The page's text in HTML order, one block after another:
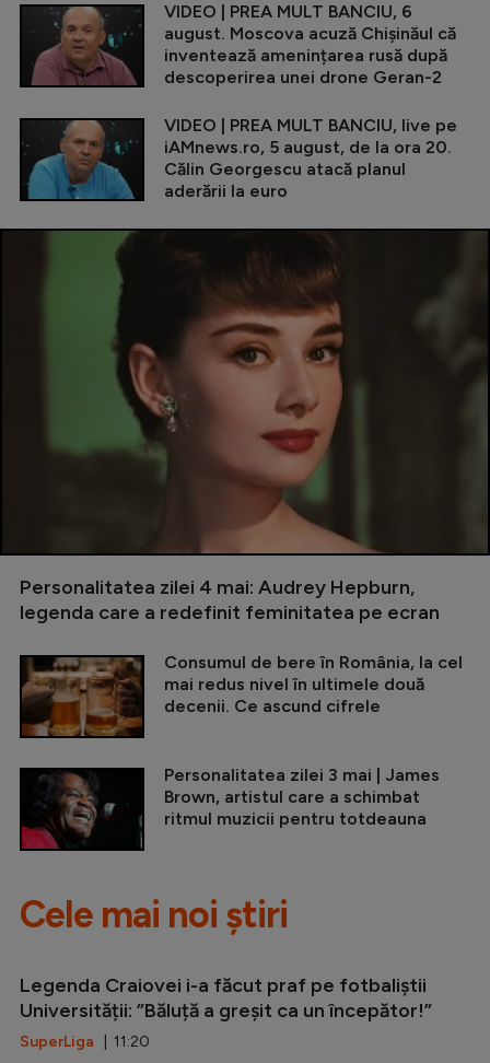
VIDEO | PREA MULT BANCIU, 6
august. Moscova acuză Chișinăul că
inventează amenințarea rusă după
descoperirea unei drone Geran-2
VIDEO | PREA MULT BANCIU, live pe
iAMnews.ro, 5 august, de la ora 20.
Călin Georgescu atacă planul
aderării la euro
Personalitatea zilei 4 mai: Audrey Hepburn,
legenda care a redefinit feminitatea pe ecran
Consumul de bere în România, la cel
mai redus nivel în ultimele două
decenii. Ce ascund cifrele
Personalitatea zilei 3 mai | James
Brown, artistul care a schimbat
ritmul muzicii pentru totdeauna
Cele mai noi știri
Legenda Craiovei i-a făcut praf pe fotbaliștii
Universității: ”Băluță a greșit ca un începător!”
SuperLiga | 11:20